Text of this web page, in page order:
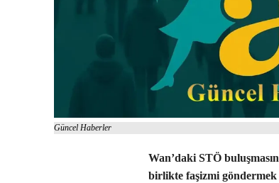
Güncel Haberler
Wan’daki STÖ
birlikte faşizmi